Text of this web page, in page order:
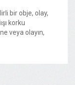
bir obje, olay,
korku
veya olayın,